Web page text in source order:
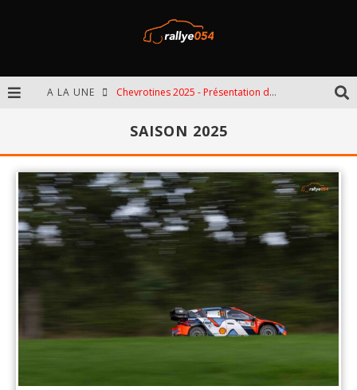
A LA UNE Chevrotines 2025 - Présentation de l'épreuve
Omloop 2025 - Présentation de l'épreuve
Spa 2025 - Présentation de l'épreuve
SAISON 2025